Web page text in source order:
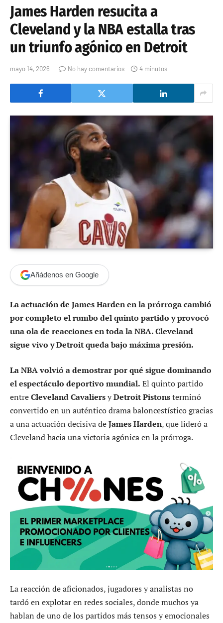
James Harden resucita a
Cleveland y la NBA estalla tras
un triunfo agónico en Detroit
mayo 14, 2026 No hay comentarios 4 minutos
Añádenos en Google
La actuación de James Harden en la prórroga cambió
por completo el rumbo del quinto partido y provocó
una ola de reacciones en toda la NBA. Cleveland
sigue vivo y Detroit queda bajo máxima presión.
La NBA volvió a demostrar por qué sigue dominando
el espectáculo deportivo mundial. El quinto partido
entreCleveland CavaliersyDetroit Pistonsterminó
convertido en un auténtico drama baloncestístico gracias
a una actuación decisiva deJames Harden, que lideró a
Cleveland hacia una victoria agónica en la prórroga.
La reacción de aficionados, jugadores y analistas no
tardó en explotar en redes sociales, donde muchos ya
hablan de uno de los partidos más tensos y emocionales